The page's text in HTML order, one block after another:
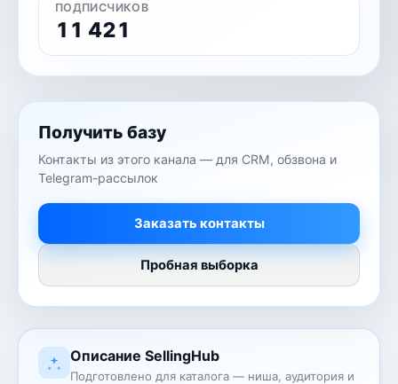
ПОДПИСЧИКОВ
11 421
Описание SellingHub
Подготовлено для каталога — ниша, аудитория и
Получить базу
Контакты из этого канала — для CRM, обзвона и
Telegram-рассылок
Заказать контакты
Пробная выборка